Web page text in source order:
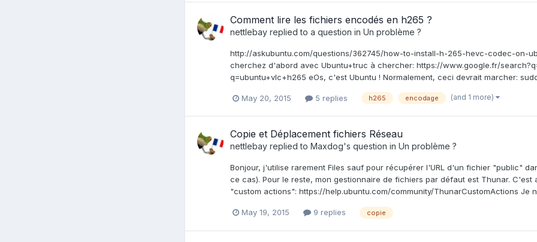
Comment lire les fichiers encodés en h265 ?
nettlebay replied to a question in Un problème ?
http://askubuntu.com/questions/362745/how-to-install-h-265-hevc-codec-on-
cherchez d'abord avec Ubuntu+truc à chercher: https://www.google.fr/
q=ubuntu+vlc+h265 eOs, c'est Ubuntu ! Normalement, ceci devrait marcher:
May 20, 2015 5 replies h265 encodage (and 1 more)
Copie et Déplacement fichiers Réseau
nettlebay replied to Maxdog's question in Un problème ?
Bonjour, j'utilise rarement Files sauf pour récupérer l'URL d'un fichier "public"
ce cas). Pour le reste, mon gestionnaire de fichiers par défaut est Thunar.
"custom actions": https://help.ubuntu.com/community/ThunarCustomActions Je
May 19, 2015 9 replies copie